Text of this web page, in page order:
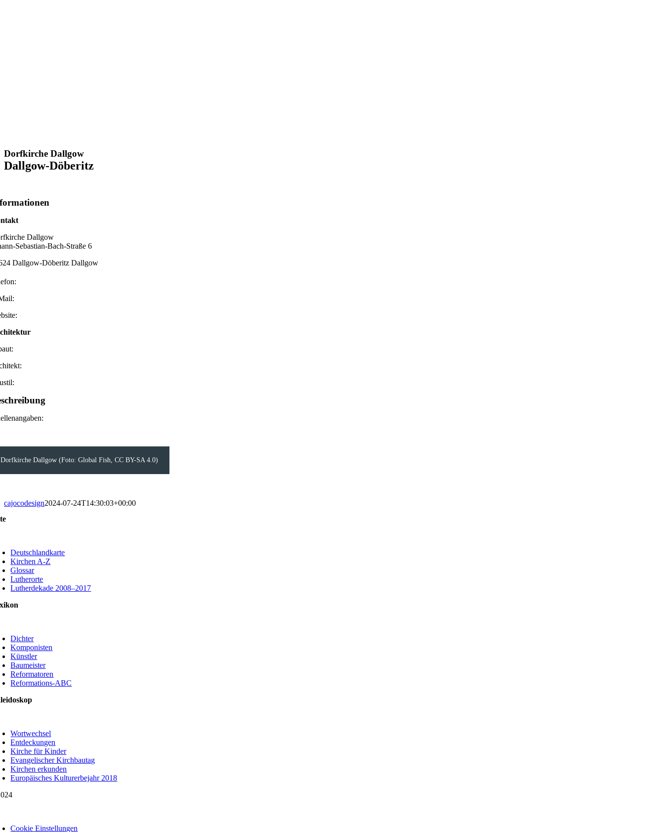
Dorfkirche Dallgow
Dallgow-Döberitz
Dallgow
Sebastian-Bach-Straße 6
Dallgow-Döberitz Dallgow
Dorfkirche Dallgow (Foto: Global Fish, CC BY-SA 4.0)
cajocodesign2024-07-24T14:30:03+00:00
Deutschlandkarte
Kirchen A-Z
Glossar
Lutherorte
Lutherdekade 2008–2017
Dichter
Komponisten
Künstler
Baumeister
Reformatoren
Reformations-ABC
Wortwechsel
Entdeckungen
Kirche für Kinder
Evangelischer Kirchbautag
Kirchen erkunden
Europäisches Kulturerbejahr 2018
Cookie Einstellungen